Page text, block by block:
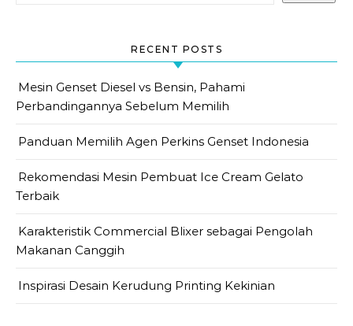
RECENT POSTS
Mesin Genset Diesel vs Bensin, Pahami
Perbandingannya Sebelum Memilih
Panduan Memilih Agen Perkins Genset Indonesia
Rekomendasi Mesin Pembuat Ice Cream Gelato
Terbaik
Karakteristik Commercial Blixer sebagai Pengolah
Makanan Canggih
Inspirasi Desain Kerudung Printing Kekinian